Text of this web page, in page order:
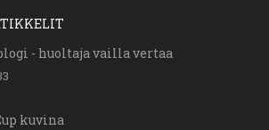
- huoltaja vailla vertaa
kuvina